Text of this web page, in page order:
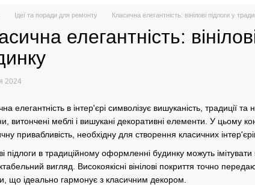
Ідеї та поради для ремонту Класична елегантність: вінілові підлоги у
елегантність:
2024
елегантність в інтер'єрі символізує вишуканість,
витончені меблі і вишукані декоративні елементи. У цьому
привабливість, необхідну для створення класичних
підлоги в традиційному оформленні будинку можуть
вигляд. Високоякісні вінілові покриття точно
що ідеально гармонує з класичним декором.